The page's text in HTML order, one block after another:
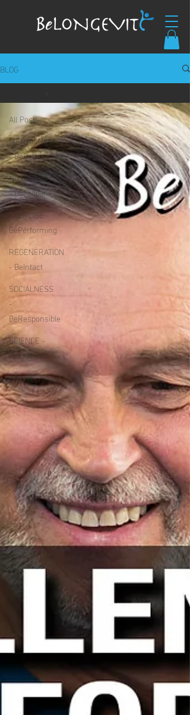
BLOG
All Posts
MENTALNESS
- BeBetter
NUTRITION
- BeFoodie
EXERCISE -
BePerforming
REGENERATION
- BeIntact
SOCIALNESS
-
BeResponsible
SCIENCE -
BeExplora